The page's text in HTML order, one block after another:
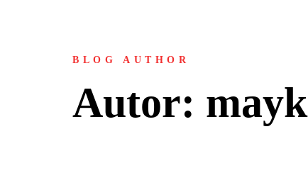
BLOG AUTHOR
Autor: mayk